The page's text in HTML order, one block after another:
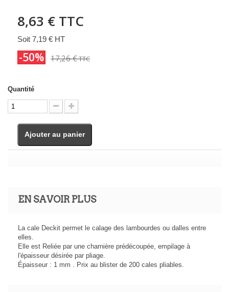
8,63 € TTC
Soit 7,19 € HT
-50% 17,26 €TTC
Quantité
Ajouter au panier
EN SAVOIR PLUS
La cale Deckit permet le calage des lambourdes ou dalles entre
elles.
Elle est Reliée par une charnière prédécoupée, empilage à
l'épaisseur désirée par pliage.
Épaisseur : 1 mm . Prix au blister de 200 cales pliables.